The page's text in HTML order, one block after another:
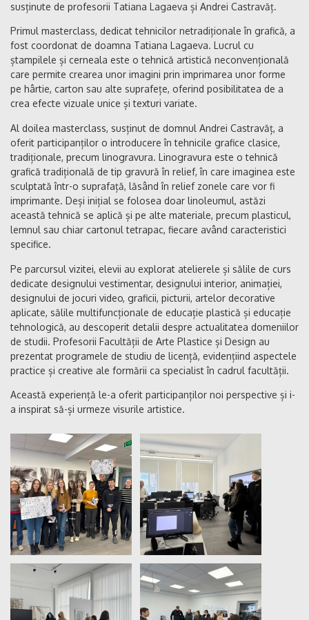
susținute de profesorii Tatiana Lagaeva și Andrei Castravăț.
Primul masterclass, dedicat tehnicilor netradiționale în grafică, a
fost coordonat de doamna Tatiana Lagaeva. Lucrul cu
ștampilele și cerneala este o tehnică artistică neconvențională
care permite crearea unor imagini prin imprimarea unor forme
pe hârtie, carton sau alte suprafețe, oferind posibilitatea de a
crea efecte vizuale unice și texturi variate.
Al doilea masterclass, susținut de domnul Andrei Castravăț, a
oferit participanților o introducere în tehnicile grafice clasice,
tradiționale, precum linogravura. Linogravura este o tehnică
grafică tradițională de tip gravură în relief, în care imaginea este
sculptată într-o suprafață, lăsând în relief zonele care vor fi
imprimante. Deși inițial se folosea doar linoleumul, astăzi
această tehnică se aplică și pe alte materiale, precum plasticul,
lemnul sau chiar cartonul tetrapac, fiecare având caracteristici
specifice.
Pe parcursul vizitei, elevii au explorat atelierele și sălile de curs
dedicate designului vestimentar, designului interior, animației,
designului de jocuri video, graficii, picturii, artelor decorative
aplicate, sălile multifuncționale de educație plastică și educație
tehnologică, au descoperit detalii despre actualitatea domeniilor
de studii. Profesorii Facultății de Arte Plastice și Design au
prezentat programele de studiu de licență, evidențiind aspectele
practice și creative ale formării ca specialist în cadrul facultății.
Această experiență le-a oferit participanților noi perspective și i-
a inspirat să-și urmeze visurile artistice.